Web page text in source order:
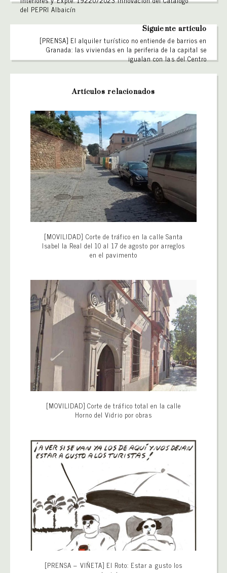
del PEPRI Albaicín
Siguiente artículo
[PRENSA] El alquiler turístico no entiende de barrios en
Granada: las viviendas en la periferia de la capital se
igualan con las del Centro
Artículos relacionados
[MOVILIDAD] Corte de tráfico en la calle Santa
Isabel la Real del 10 al 17 de agosto por arreglos
en el pavimento
[MOVILIDAD] Corte de tráfico total en la calle
Horno del Vidrio por obras
[PRENSA – VIÑETA] El Roto: Estar a gusto los